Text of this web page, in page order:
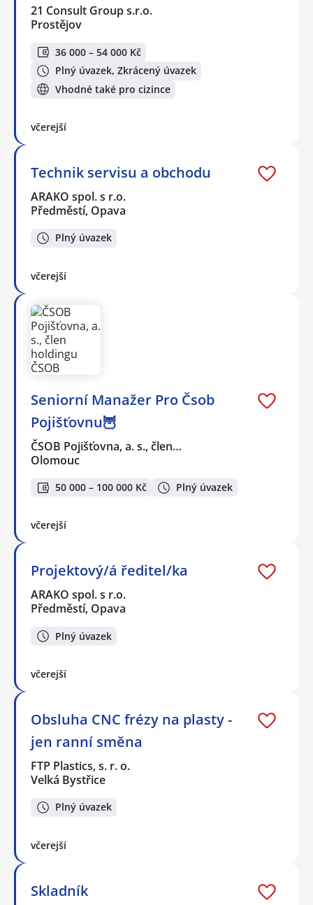
21 Consult Group s.r.o.
Prostějov
36 000 – 54 000 Kč
Plný úvazek, Zkrácený úvazek
Vhodné také pro cizince
včerejší
Technik servisu a obchodu
ARAKO spol. s r.o.
Předměstí, Opava
Plný úvazek
včerejší
Seniorní Manažer Pro Čsob
Pojišťovnu🦉
ČSOB Pojišťovna, a. s., člen…
Olomouc
50 000 – 100 000 Kč Plný úvazek
včerejší
Projektový/á ředitel/ka
ARAKO spol. s r.o.
Předměstí, Opava
Plný úvazek
včerejší
Obsluha CNC frézy na plasty -
jen ranní směna
FTP Plastics, s. r. o.
Velká Bystřice
Plný úvazek
včerejší
Skladník